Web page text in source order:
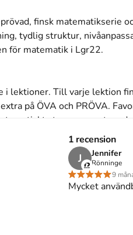
finsk matematikserie
tydlig struktur,
för matematik i Lgr22.
i lektioner. Till varje lektion
på ÖVA och PRÖVA.
steg noggrant med
men den gemensamma
resurser.
med begagnade böcker
1 recension
J Jennifer
Rönninge
9
Mycket